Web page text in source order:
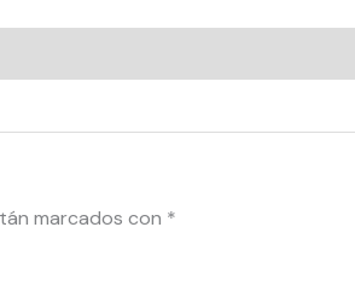
marcados con *